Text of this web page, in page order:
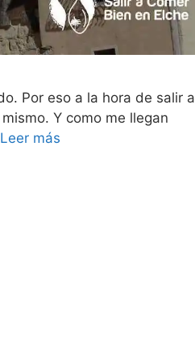
Por eso a la hora de salir a
Y como me llegan
Leer más